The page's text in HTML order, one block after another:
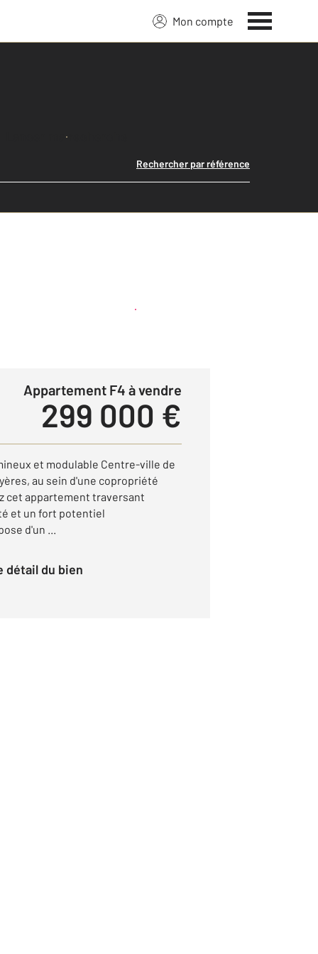
Mon compte
Lancer ma recherche
Rechercher par référence
Créer une alerte
Appartement F4 à vendre
299 000 €
et modulable Centre-ville de
au sein d'une copropriété
cet appartement traversant
et un fort potentiel
d'un ...
détail du bien